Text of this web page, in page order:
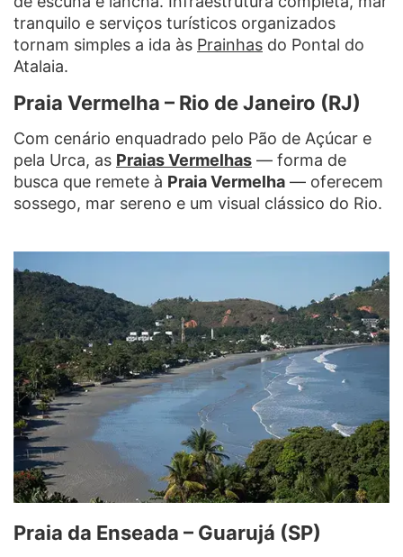
tranquilo e serviços turísticos organizados
tornam simples a ida às Prainhas do Pontal do
Atalaia.
Praia Vermelha – Rio de Janeiro (RJ)
Com cenário enquadrado pelo Pão de Açúcar e
pela Urca, as Praias Vermelhas — forma de
busca que remete à Praia Vermelha — oferecem
sossego, mar sereno e um visual clássico do Rio.
Praia da Enseada – Guarujá (SP)